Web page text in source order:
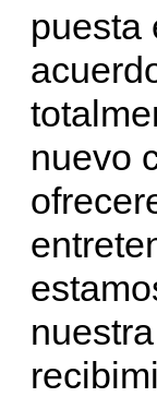
puesta
nuevo